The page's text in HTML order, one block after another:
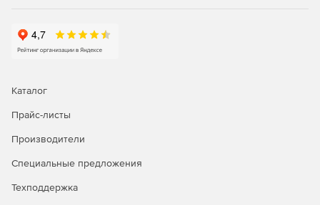
Каталог
Прайс-листы
Производители
Специальные предложения
Техподдержка